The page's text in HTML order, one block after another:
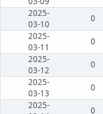
2025-
03-10
0
2025-
03-11
0
2025-
03-12
0
2025-
03-13
0
2025-
0